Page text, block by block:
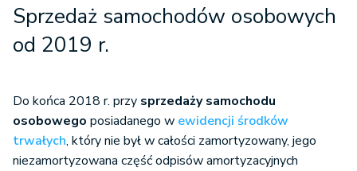
Limitodpisów
amortyzacyjnych
nabytych do
działalności
- 150
dla
Sprzedaż samochodów osobowych
od 2019 r.
Do końca 2018 r. przy sprzedaży samochodu
osobowego posiadanego w ewidencji środków
trwałych, który nie był w całości zamortyzowany, jego
niezamortyzowana część odpisów amortyzacyjnych